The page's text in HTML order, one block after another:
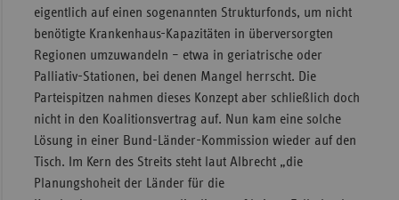
eigentlich auf einen sogenannten Strukturfonds, um nicht
benötigte Krankenhaus-Kapazitäten in überversorgten
Regionen umzuwandeln – etwa in geriatrische oder
Palliativ-Stationen, bei denen Mangel herrscht. Die
Parteispitzen nahmen dieses Konzept aber schließlich doch
nicht in den Koalitionsvertrag auf. Nun kam eine solche
Lösung in einer Bund-Länder-Kommission wieder auf den
Tisch. Im Kern des Streits steht laut Albrecht „die
Planungshoheit der Länder für die